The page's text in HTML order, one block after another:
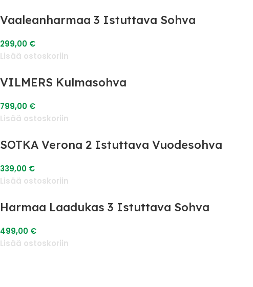
Vaaleanharmaa 3 Istuttava Sohva
299,00 €
Lisää ostoskoriin
VILMERS Kulmasohva
799,00 €
Lisää ostoskoriin
SOTKA Verona 2 Istuttava Vuodesohva
339,00 €
Lisää ostoskoriin
Harmaa Laadukas 3 Istuttava Sohva
499,00 €
Lisää ostoskoriin